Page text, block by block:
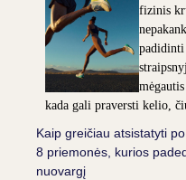
fizinis
kada gali praversti kelio,
Kaip greičiau atsistatyti
8 priemonės, kurios
nuovargį